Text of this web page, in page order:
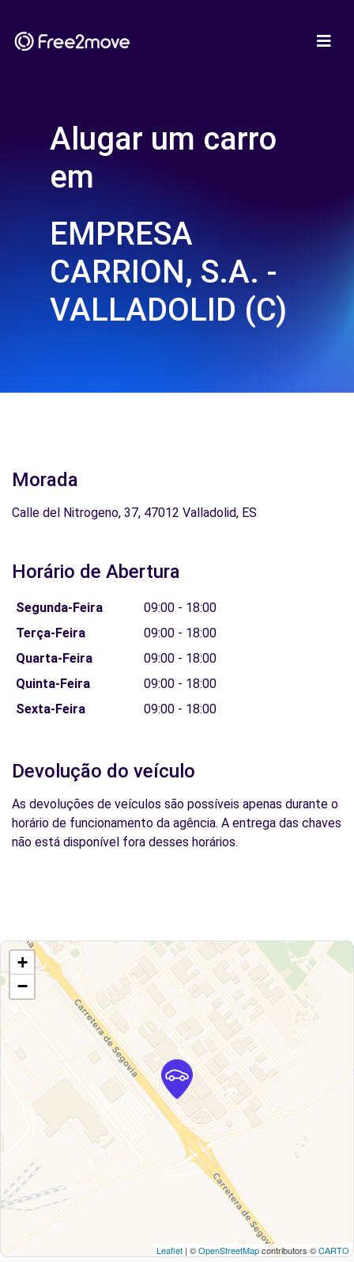
Alugar um carro
em
EMPRESA
CARRION, S.A. -
VALLADOLID (C)
Morada
Calle del Nitrogeno, 37, 47012 Valladolid, ES
Horário de Abertura
Segunda-Feira
09:00 - 18:00
Terça-Feira
09:00 - 18:00
Quarta-Feira
09:00 - 18:00
Quinta-Feira
09:00 - 18:00
Sexta-Feira
09:00 - 18:00
Devolução do veículo
As devoluções de veículos são possíveis apenas durante o
horário de funcionamento da agência. A entrega das chaves
não está disponível fora desses horários.
+
−
Leaflet | ©OpenStreetMapcontributors ©CARTO